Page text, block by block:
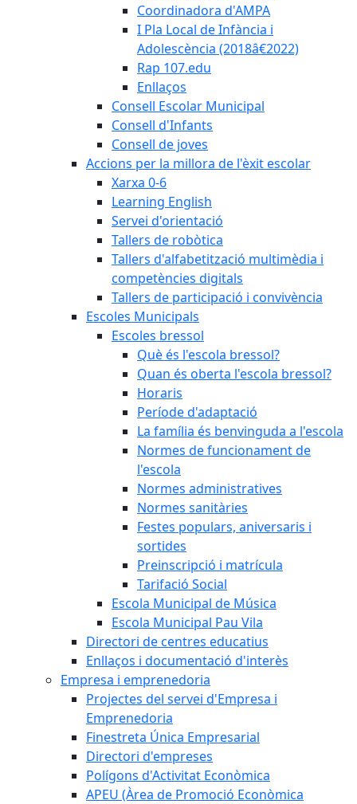
Coordinadora d'AMPA
I Pla Local de Infància i
Adolescència (2018â€2022)
Rap 107.edu
Enllaços
Consell Escolar Municipal
Consell d'Infants
Consell de joves
Accions per la millora de l'èxit escolar
Xarxa 0-6
Learning English
Servei d'orientació
Tallers de robòtica
Tallers d'alfabetització multimèdia i
competències digitals
Tallers de participació i convivència
Escoles Municipals
Escoles bressol
Què és l'escola bressol?
Quan és oberta l'escola bressol?
Horaris
Període d'adaptació
La família és benvinguda a l'escola
Normes de funcionament de
l'escola
Normes administratives
Normes sanitàries
Festes populars, aniversaris i
sortides
Preinscripció i matrícula
Tarifació Social
Escola Municipal de Música
Escola Municipal Pau Vila
Directori de centres educatius
Enllaços i documentació d'interès
Empresa i emprenedoria
Projectes del servei d'Empresa i
Emprenedoria
Finestreta Única Empresarial
Directori d'empreses
Polígons d'Activitat Econòmica
APEU (Àrea de Promoció Econòmica